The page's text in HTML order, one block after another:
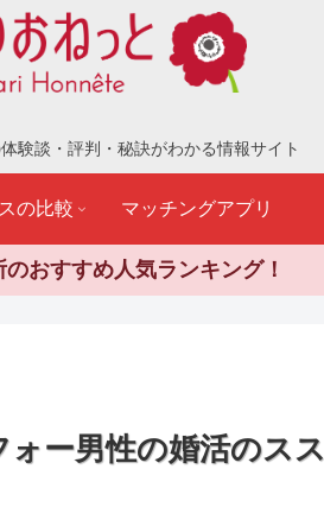
験談・評判・秘訣がわかる情報サイト
の比較 マッチングアプリ
おすすめ人気ランキング！
ー男性の婚活のスス